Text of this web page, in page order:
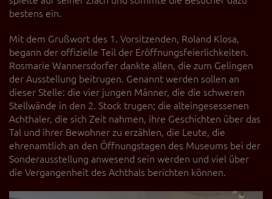
Diese Website nutzt Matomo Analytics für die Auswertung der
Seitenaufrufe als Statistik. Die hierdurch gespeicherten Daten werden
Übertragung an Dritte erfolgt nicht. Wir verwenden die Funktion
AnonymizeIP zur Anonymisierung Ihrer IP-Adresse, so dass diese gekürzt
wird und nicht mehr Ihrem Besuch auf unserer Internetseite zugeordnet
werden kann.
YouTube / Vimeo
Videos werden über die Plattformen YouTube oder Vimeo eingebunden.
Wir nutzen YouTube im erweiterten Datenschutzmodus. Dieser Modus
bewirkt laut YouTube, dass YouTube keine Informationen über die
Besucher auf dieser Website speichert, bevor diese sich das Video
ansehen.
Eingebundene Inhalte
bestens ein.
Mit dem Grußwort des 1. Vorsitzenden, Roland Klosa,
begann der offizielle Teil der Eröffnungsfeierlichkeiten.
Rosmarie Wannersdorfer dankte allen, die zum Gelingen
der Ausstellung beitrugen. Genannt werden sollen an
dieser Stelle: die vier jungen Männer, die die schweren
Stellwände in den 2. Stock trugen; die alteingesessenen
Achthaler, die sich Zeit nahmen, ihre Geschichten über das
Tal und ihrer Bewohner zu erzählen, die Leute, die
ehrenamtlich an den Öffnungstagen des Museums bei der
Sonderausstellung anwesend sein werden und viel über
die Vergangenheit des Achthals berichten können.